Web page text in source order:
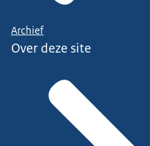
Archief
Over deze site